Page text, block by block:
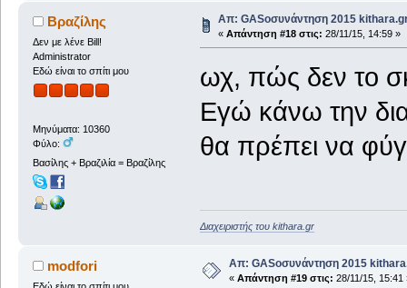
Βραζίλης
Δεν με λένε Bill!
Administrator
Εδώ είναι το σπίτι μου
Μηνύματα: 10360
Φύλο:
Βασίλης + Βραζιλία = Βραζίλης
Απ: GASοσυνάντηση 2015
« Απάντηση #18 στις: 28/11/15, 14:59 »
ωχ, πώς δεν το
Εγώ κάνω την
θα πρέπει να
Διαχειριστής του kithara.gr
modfori Απ: GASοσυνάντηση 2015
« Απάντηση #19 στις: 28/11/15, 15:41